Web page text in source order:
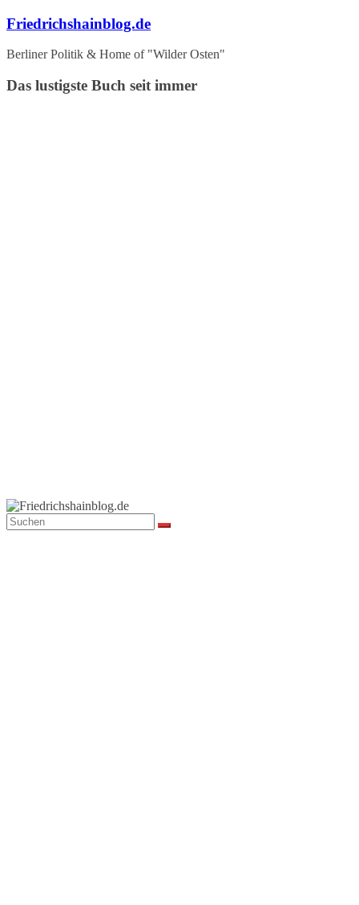
Zum
springen
Friedrichshainblog.de
Berliner Politik & Home of "Wilder Osten"
Das lustigste Buch seit immer